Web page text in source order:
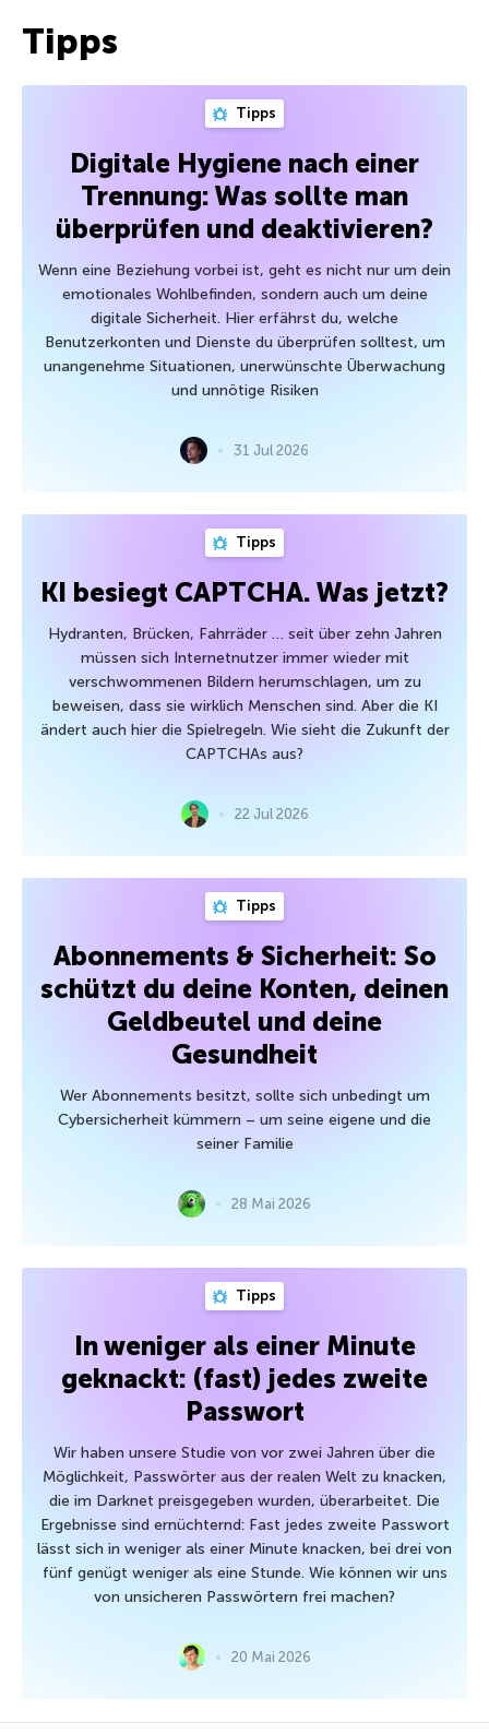
Tipps
Tipps
Digitale Hygiene nach einer
Trennung: Was sollte man
überprüfen und deaktivieren?
Wenn eine Beziehung vorbei ist, geht es nicht nur um dein
emotionales Wohlbefinden, sondern auch um deine
digitale Sicherheit. Hier erfährst du, welche
Benutzerkonten und Dienste du überprüfen solltest, um
unangenehme Situationen, unerwünschte Überwachung
und unnötige Risiken
31 Jul 2026
Tipps
KI besiegt CAPTCHA. Was jetzt?
Hydranten, Brücken, Fahrräder … seit über zehn Jahren
müssen sich Internetnutzer immer wieder mit
verschwommenen Bildern herumschlagen, um zu
beweisen, dass sie wirklich Menschen sind. Aber die KI
ändert auch hier die Spielregeln. Wie sieht die Zukunft der
CAPTCHAs aus?
22 Jul 2026
Tipps
Abonnements & Sicherheit: So
schützt du deine Konten, deinen
Geldbeutel und deine
Gesundheit
Wer Abonnements besitzt, sollte sich unbedingt um
Cybersicherheit kümmern – um seine eigene und die
seiner Familie
28 Mai 2026
Tipps
In weniger als einer Minute
geknackt: (fast) jedes zweite
Passwort
Wir haben unsere Studie von vor zwei Jahren über die
Möglichkeit, Passwörter aus der realen Welt zu knacken,
die im Darknet preisgegeben wurden, überarbeitet. Die
Ergebnisse sind ernüchternd: Fast jedes zweite Passwort
lässt sich in weniger als einer Minute knacken, bei drei von
fünf genügt weniger als eine Stunde. Wie können wir uns
von unsicheren Passwörtern frei machen?
20 Mai 2026